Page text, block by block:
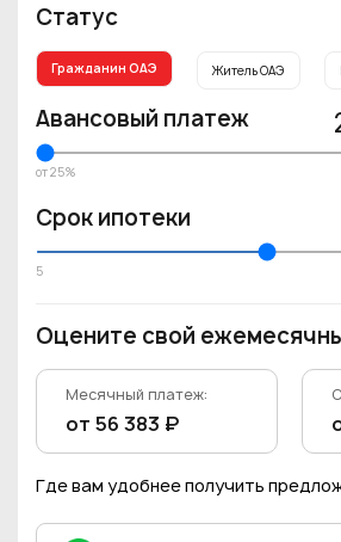
Статус
Гражданин ОАЭ Житель ОАЭ
Авансовый платеж
от 25%
Срок ипотеки
5
Оцените свой
Месячный платеж:
от 56 383 ₽
Где вам удобнее получить